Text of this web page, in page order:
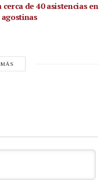
de 40 asistencias en